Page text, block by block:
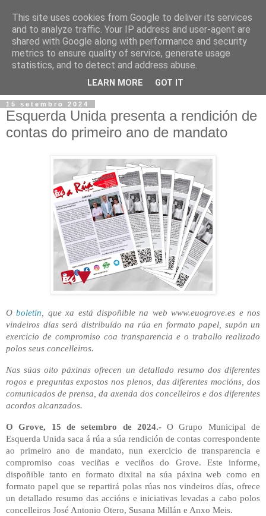
15 setembro 2024
Esquerda Unida presenta a rendición de
contas do primeiro ano de mandato
Oboletín , que xa está dispoñible na web www.euogrove.es e nos
vindeiros días será distribuído na rúa en formato papel, supón un
exercicio de compromiso coa transparencia e o traballo realizado
polos seus concelleiros.
Nas súas oito páxinas ofrecen un detallado resumo dos diferentes
rogos e preguntas expostos nos plenos, das diferentes mocións, dos
comunicados de prensa, da axenda dos concelleiros e dos diferentes
acordos alcanzados.
O Grove, 15 de setembro de 2024.-O Grupo Municipal de
Esquerda Unida saca á rúa a súa rendición de contas correspondente
ao primeiro ano de mandato, nun exercicio de transparencia e
compromiso coas veciñas e veciños do Grove. Este informe,
dispoñible tanto en formato dixital na súa páxina web como en
formato papel que se repartirá polas rúas nos vindeiros días, ofrece
un detallado resumo das accións e iniciativas levadas a cabo polos
concelleiros José Antonio Otero, Susana Millán e Anxo Meis.
This site uses cookies from Google to deliver its services
and to analyze traffic. Your IP address and user-agent are
shared with Google along with performance and security
metrics to ensure quality of service, generate usage
statistics, and to detect and address abuse.
LEARN MORE GOT IT